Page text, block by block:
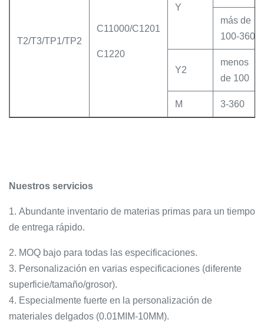
T2/T3/TP1/TP2
C11000/C1201
C1220
Y
más de
100-360
Y2
menos
de 100
M 3-360
Nuestros servicios
1. Abundante inventario de materias primas para un tiempo
de entrega rápido.
2. MOQ bajo para todas las especificaciones.
3. Personalización en varias especificaciones (diferente
superficie/tamaño/grosor).
4. Especialmente fuerte en la personalización de
materiales delgados (0.01MIM-10MM).